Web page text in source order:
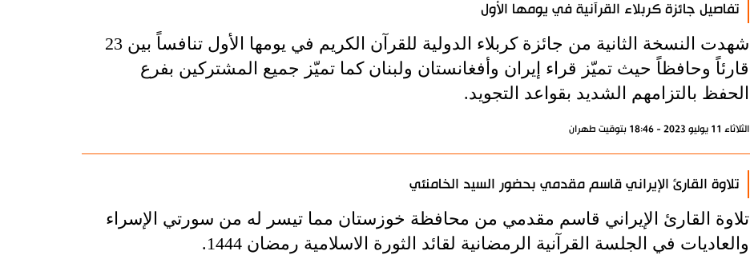
تفاصيل جائزة كربلاء القرآنية في يومها الأول
شهدت النسخة الثانية من جائزة كربلاء الدولية للقرآن الكريم في يومها الأول تنافساً بين 23
قارئاً وحافظاً حيث تميّز قراء إيران وأفغانستان ولبنان كما تميّز جميع المشتركين بفرع
الحفظ بالتزامهم الشديد بقواعد التجويد.
الثلاثاء 11 يوليو 2023 - 18:46 بتوقيت طهران
تلاوة القارئ الإيراني قاسم مقدمي بحضور السيد الخامنئي
تلاوة القارئ الإيراني قاسم مقدمي من محافظة خوزستان مما تيسر له من سورتي الإسراء
والعاديات في الجلسة القرآنية الرمضانية لقائد الثورة الاسلامية رمضان 1444.